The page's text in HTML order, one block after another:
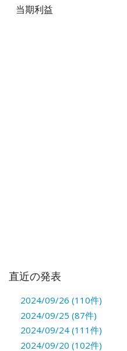
当期利益
直近の発表
2024/09/26 (110件)
2024/09/25 (87件)
2024/09/24 (111件)
2024/09/20 (102件)